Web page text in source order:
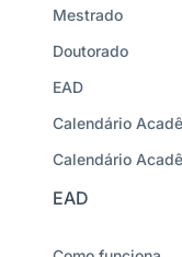
Mestrado
Doutorado
EAD
Calendário
Calendário
EAD